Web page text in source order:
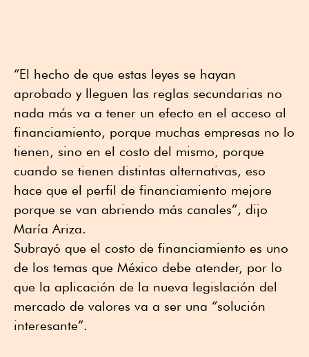
“El hecho de que estas leyes se hayan
aprobado y lleguen las reglas secundarias no
nada más va a tener un efecto en el acceso al
financiamiento, porque muchas empresas no lo
tienen, sino en el costo del mismo, porque
cuando se tienen distintas alternativas, eso
hace que el perfil de financiamiento mejore
porque se van abriendo más canales”, dijo
María Ariza.
Subrayó que el costo de financiamiento es uno
de los temas que México debe atender, por lo
que la aplicación de la nueva legislación del
mercado de valores va a ser una “solución
interesante”.